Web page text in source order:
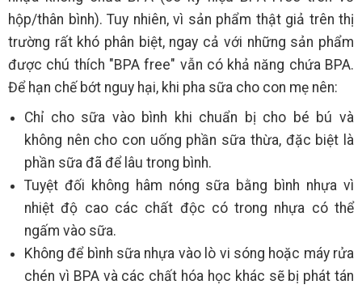
hộp/thân bình). Tuy nhiên, vì sản phẩm thật giả trên thị
trường rất khó phân biệt, ngay cả với những sản phẩm
được chú thích "BPA free" vẫn có khả năng chứa BPA.
Để hạn chế bớt nguy hại, khi pha sữa cho con mẹ nên:
Chỉ cho sữa vào bình khi chuẩn bị cho bé bú và
không nên cho con uống phần sữa thừa, đặc biệt là
phần sữa đã để lâu trong bình.
Tuyệt đối không hâm nóng sữa bằng bình nhựa vì
nhiệt độ cao các chất độc có trong nhựa có thể
ngấm vào sữa.
Không để bình sữa nhựa vào lò vi sóng hoặc máy rửa
chén vì BPA và các chất hóa học khác sẽ bị phát tán